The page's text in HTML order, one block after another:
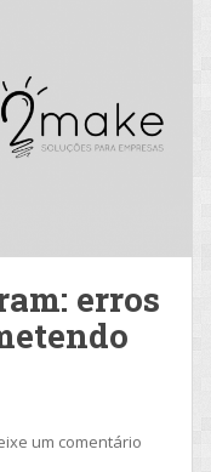
erros
um comentário